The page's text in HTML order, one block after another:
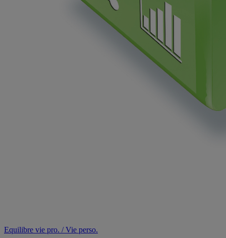
Equilibre vie pro. / Vie perso.